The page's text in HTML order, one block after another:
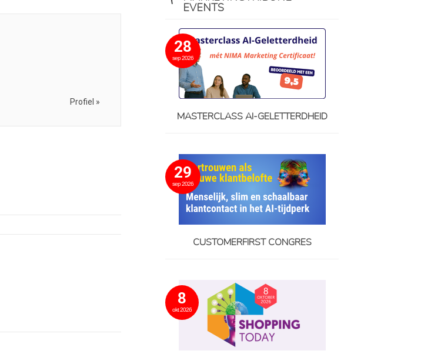
Profiel »
EVENTS
28
sep 2026
MASTERCLASS AI-GELETTERDHEID
29
sep 2026
CUSTOMERFIRST CONGRES
8
okt 2026